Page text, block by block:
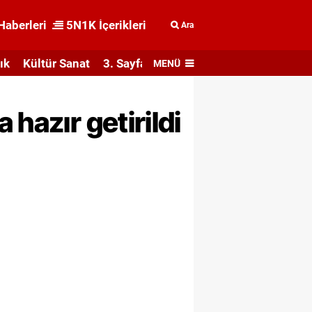
5N1K İçerikleri Ara
Kültür Sanat 3. Sayfa MENÜ
hazır getirildi